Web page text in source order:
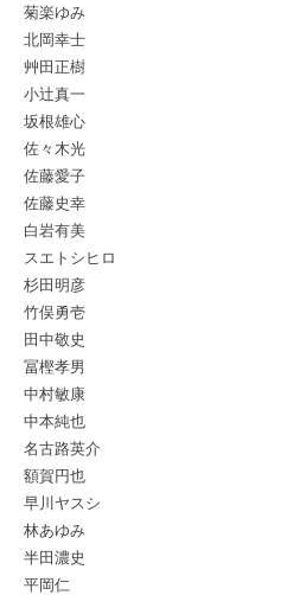
菊楽ゆみ
北岡幸士
艸田正樹
小辻真一
坂根雄心
佐々木光
佐藤愛子
佐藤史幸
白岩有美
スエトシヒロ
杉田明彦
竹俣勇壱
田中敬史
冨樫孝男
中村敏康
中本純也
名古路英介
額賀円也
早川ヤスシ
林あゆみ
半田濃史
平岡仁